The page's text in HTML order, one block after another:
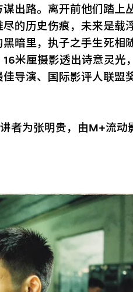
出路。离开前他们踏上
的历史伤痕，未来是载
暗里，执子之手生死相
米厘摄影透出诗意灵光
导演、国际影评人联盟
者为张明贵，由M+流动